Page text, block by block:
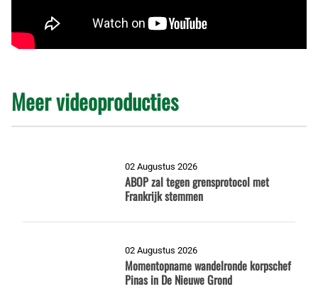
Meer videoproducties
02 Augustus 2026
ABOP zal tegen grensprotocol met
Frankrijk stemmen
02 Augustus 2026
Momentopname wandelronde korpschef
Pinas in De Nieuwe Grond